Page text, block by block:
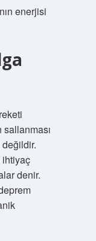
enerjisi
sallanması
ihtiyaç
denir.